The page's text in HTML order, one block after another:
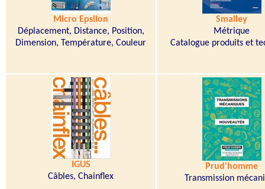
Micro Epsilon
Déplacement, Distance, Position,
Dimension, Température, Couleur
Smalley
Métrique
Catalogue produits et
IGUS
Câbles, Chainflex
Prud'homme
Transmission